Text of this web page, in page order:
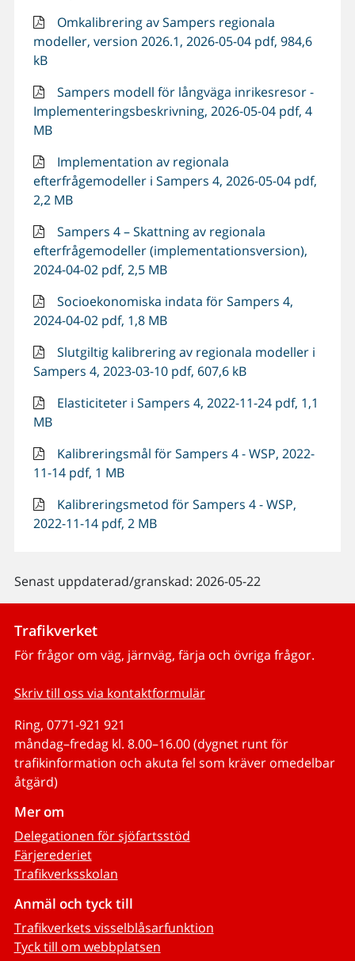
Omkalibrering av Sampers regionala
modeller, version 2026.1, 2026-05-04 pdf, 984,6
kB
Sampers modell för långväga inrikesresor -
Implementeringsbeskrivning, 2026-05-04 pdf, 4
MB
Implementation av regionala
efterfrågemodeller i Sampers 4, 2026-05-04 pdf,
2,2 MB
Sampers 4 – Skattning av regionala
efterfrågemodeller (implementationsversion),
2024-04-02 pdf, 2,5 MB
Socioekonomiska indata för Sampers 4,
2024-04-02 pdf, 1,8 MB
Slutgiltig kalibrering av regionala modeller i
Sampers 4, 2023-03-10 pdf, 607,6 kB
Elasticiteter i Sampers 4, 2022-11-24 pdf, 1,1
MB
Kalibreringsmål för Sampers 4 - WSP, 2022-
11-14 pdf, 1 MB
Kalibreringsmetod för Sampers 4 - WSP,
2022-11-14 pdf, 2 MB
Senast uppdaterad/granskad: 2026-05-22
Trafikverket
För frågor om väg, järnväg, färja och övriga frågor.
Skriv till oss via kontaktformulär
Ring, 0771-921 921
måndag–fredag kl. 8.00–16.00 (dygnet runt för
trafikinformation och akuta fel som kräver omedelbar
åtgärd)
Mer om
Delegationen för sjöfartsstöd
Färjerederiet
Trafikverksskolan
Anmäl och tyck till
Trafikverkets visselblåsarfunktion
Tyck till om webbplatsen